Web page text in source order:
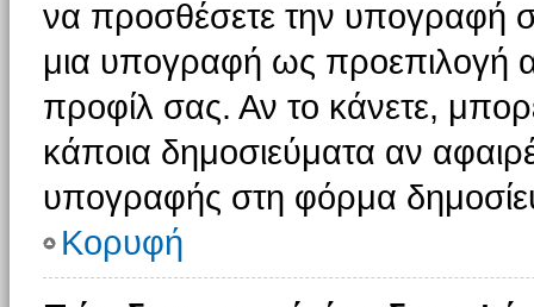
να προσθέσετε την υπογραφή
μια υπογραφή ως προεπιλογή
προφίλ σας. Αν το κάνετε,
κάποια δημοσιεύματα αν
υπογραφής στη φόρμα
Κορυφή